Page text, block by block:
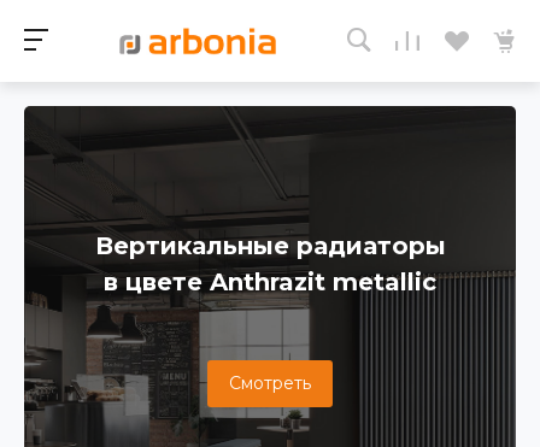
Вертикальные радиаторы
в цвете Anthrazit metallic
Смотреть